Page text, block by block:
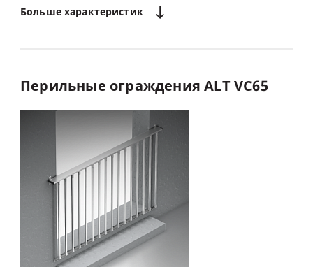
Минимальные размеры конструкции
Большехарактеристик
Перильные ограждения ALTVC65